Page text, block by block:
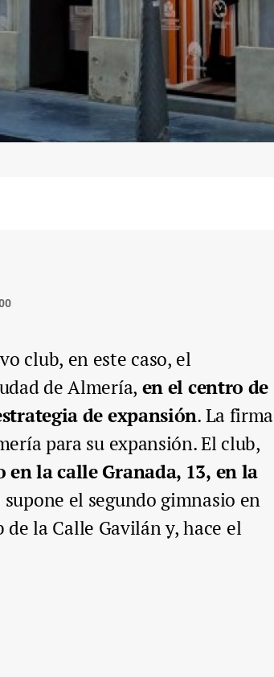
club, en este caso, el
de Almería, en el centro de
de expansión. La firma
para su expansión. El club,
en la calle Granada, 13, en la
el segundo gimnasio en
la Calle Gavilán y, hace el